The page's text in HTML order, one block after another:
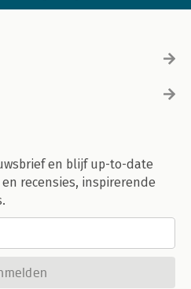
en blijf up-to-date
recensies, inspirerende